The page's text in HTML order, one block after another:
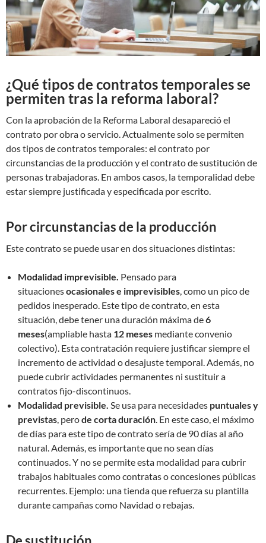
¿Qué tipos de contratos temporales se
permiten tras la reforma laboral?
Con la aprobación de la Reforma Laboral desapareció el
contrato por obra o servicio. Actualmente solo se permiten
dos tipos de contratos temporales: el contrato por
circunstancias de la producción y el contrato de sustitución de
personas trabajadoras. En ambos casos, la temporalidad debe
estar siempre justificada y especificada por escrito.
Por circunstancias de la producción
Este contrato se puede usar en dos situaciones distintas:
Modalidad imprevisible. Pensado para
situacionesocasionales e imprevisibles, como un pico de
pedidos inesperado. Este tipo de contrato, en esta
situación, debe tener una duración máxima de6
meses(ampliable hasta 12 meses mediante convenio
colectivo). Esta contratación requiere justificar siempre el
incremento de actividad o desajuste temporal. Además, no
puede cubrir actividades permanentes ni sustituir a
contratos fijo-discontinuos.
Modalidad previsible. Se usa para necesidades puntuales y
previstas, perode corta duración. En este caso, el máximo
de días para este tipo de contrato sería de 90 días al año
natural. Además, es importante que no sean días
continuados. Y no se permite esta modalidad para cubrir
trabajos habituales como contratas o concesiones públicas
recurrentes. Ejemplo: una tienda que refuerza su plantilla
durante campañas como Navidad o rebajas.